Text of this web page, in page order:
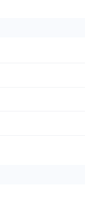
ha fornito l'assist per il